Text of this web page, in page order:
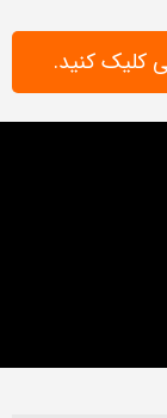
کلیک کنید.